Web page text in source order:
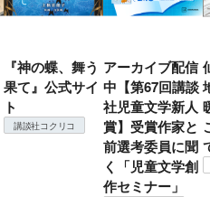
『神の蝶、舞う
果て』公式サイ
ト
講談社コクリコ
アーカイブ配信
中【第67回講談
社児童文学新人
賞】受賞作家と
前選考委員に聞
く「児童文学創
作セミナー」